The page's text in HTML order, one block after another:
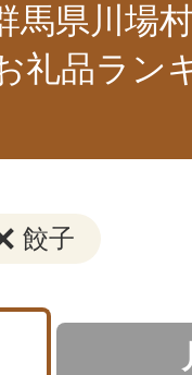
馬県川場
礼品ラン
餃子